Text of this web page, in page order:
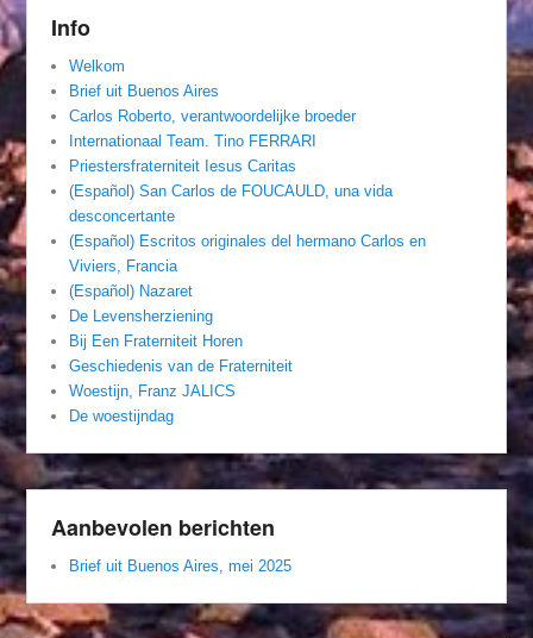
Info
Welkom
Brief uit Buenos Aires
Carlos Roberto, verantwoordelijke broeder
Internationaal Team. Tino FERRARI
Priestersfraterniteit Iesus Caritas
(Español) San Carlos de FOUCAULD, una vida
desconcertante
(Español) Escritos originales del hermano Carlos en
Viviers, Francia
(Español) Nazaret
De Levensherziening
Bij Een Fraterniteit Horen
Geschiedenis van de Fraterniteit
Woestijn, Franz JALICS
De woestijndag
Aanbevolen berichten
Brief uit Buenos Aires, mei 2025